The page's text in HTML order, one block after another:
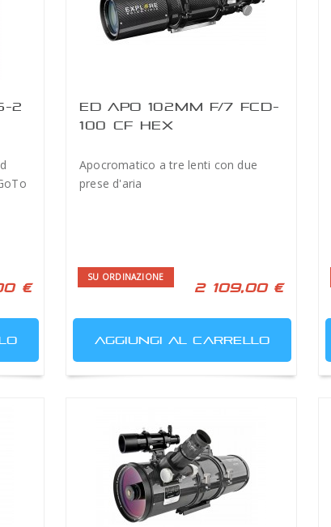
2
€
ED APO 102MM F/7 FCD-
100 CF HEX
Apocromatico a tre lenti con due
prese d'aria
SU ORDINAZIONE
2 109,00 €
AGGIUNGI AL CARRELLO